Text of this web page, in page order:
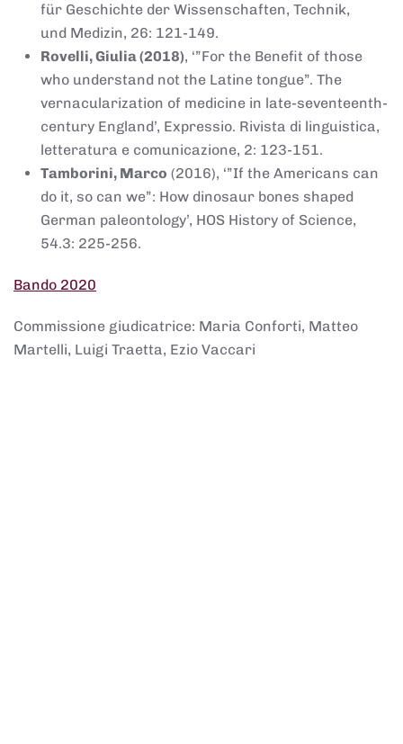
für Geschichte der Wissenschaften, Technik,
und Medizin, 26: 121-149.
Rovelli, Giulia (2018), ‘”For the Benefit of those
who understand not the Latine tongue”. The
vernacularization of medicine in late-seventeenth-
century England’, Expressio. Rivista di linguistica,
letteratura e comunicazione, 2: 123-151.
Tamborini, Marco (2016), ‘”If the Americans can
do it, so can we”: How dinosaur bones shaped
German paleontology’, HOS History of Science,
54.3: 225-256.
Bando 2020
Commissione giudicatrice: Maria Conforti, Matteo
Martelli, Luigi Traetta, Ezio Vaccari